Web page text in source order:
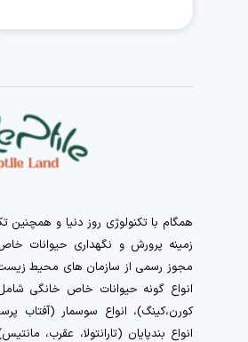
زمینه پرورش و نگهداری حیوانات
مجوز رسمی از سازمان های محیط
انواع گونه حیوانات خاص خانگی
کورن،کینگ)، انواع سوسمار (آفتاب
انواع بندپایان (تارانتولا، عقرب،